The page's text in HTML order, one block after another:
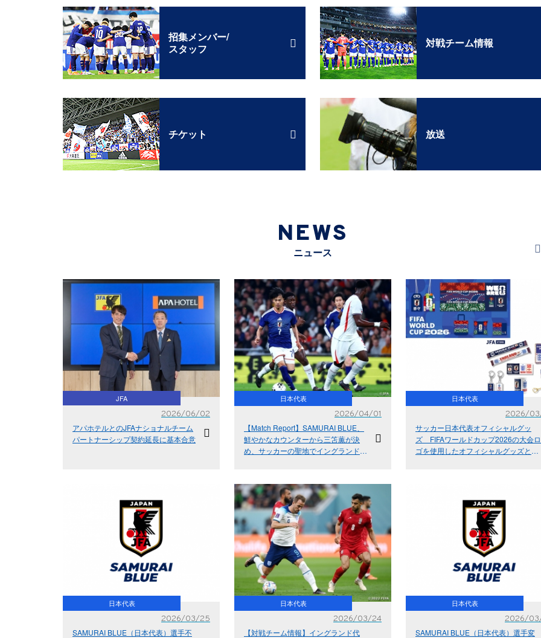
招集メンバー/
スタッフ
対戦チーム情報
チケット 放送
NEWS
ニュース
JFA
2026/06/02
アパホテルとのJFAナショナルチーム
パートナーシップ契約延長に基本合意
日本代表
2026/04/01
【Match Report】SAMURAI BLUE、
鮮やかなカウンターから三笘薫が決
め、サッカーの聖地でイングランドに
日本代表
2026/
サッカー日本代表オフィシャルグッ
ズ FIFAワールドカップ2026の大会ロ
ゴを使用したオフィシャルグッズと
日本代表
2026/03/25
SAMURAI BLUE（日本代表）選手不
日本代表
2026/03/24
【対戦チーム情報】イングランド代
日本代表
2026/
SAMURAI BLUE（日本代表）選手変